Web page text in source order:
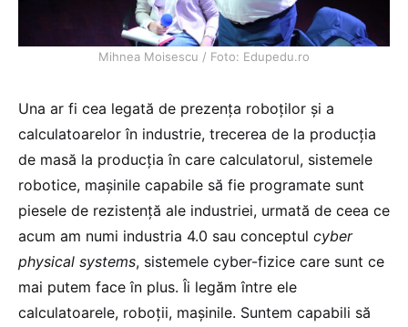
Mihnea Moisescu / Foto: Edupedu.ro
Una ar fi cea legată de prezența roboților și a
calculatoarelor în industrie, trecerea de la producția
de masă la producția în care calculatorul, sistemele
robotice, mașinile capabile să fie programate sunt
piesele de rezistență ale industriei, urmată de ceea ce
acum am numi industria 4.0 sau conceptul cyber
physical systems, sistemele cyber-fizice care sunt ce
mai putem face în plus. Îi legăm între ele
calculatoarele, roboții, mașinile. Suntem capabili să